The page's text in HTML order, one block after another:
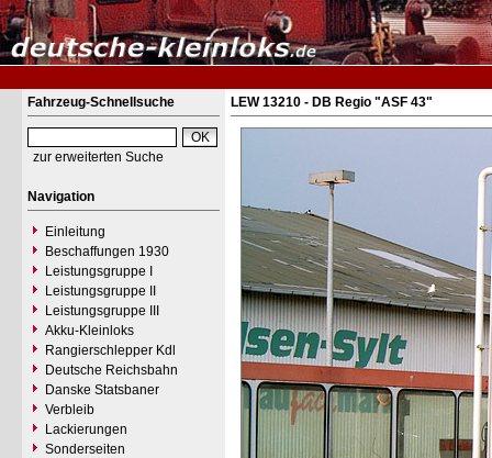
Fahrzeug-Schnellsuche
zur erweiterten Suche
Navigation
Einleitung
Beschaffungen 1930
Leistungsgruppe I
Leistungsgruppe II
Leistungsgruppe III
Akku-Kleinloks
Rangierschlepper Kdl
Deutsche Reichsbahn
Danske Statsbaner
Verbleib
Lackierungen
Sonderseiten
LEW 13210 - DB Regio "ASF 43"